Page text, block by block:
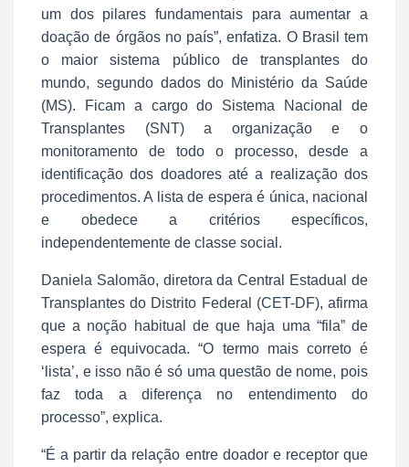
um dos pilares fundamentais para aumentar a
doação de órgãos no país”, enfatiza. O Brasil tem
o maior sistema público de transplantes do
mundo, segundo dados do Ministério da Saúde
(MS). Ficam a cargo do Sistema Nacional de
Transplantes (SNT) a organização e o
monitoramento de todo o processo, desde a
identificação dos doadores até a realização dos
procedimentos. A lista de espera é única, nacional
e obedece a critérios específicos,
independentemente de classe social.
Daniela Salomão, diretora da Central Estadual de
Transplantes do Distrito Federal (CET-DF), afirma
que a noção habitual de que haja uma “fila” de
espera é equivocada. “O termo mais correto é
‘lista’, e isso não é só uma questão de nome, pois
faz toda a diferença no entendimento do
processo”, explica.
“É a partir da relação entre doador e receptor que